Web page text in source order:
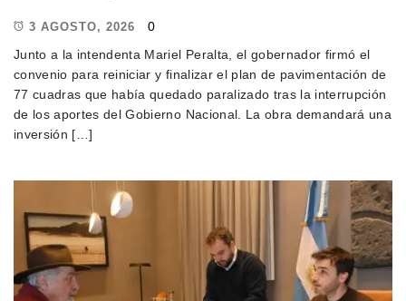
3 AGOSTO, 2026
0
Junto a la intendenta Mariel Peralta, el gobernador firmó el
convenio para reiniciar y finalizar el plan de pavimentación de
77 cuadras que había quedado paralizado tras la interrupción
de los aportes del Gobierno Nacional. La obra demandará una
inversión […]